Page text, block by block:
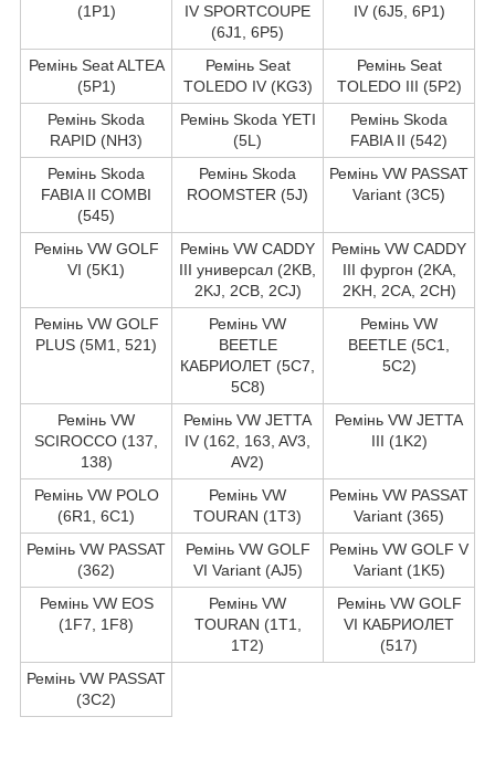
(1P1)
IV SPORTCOUPE
(6J1, 6P5)
IV (6J5, 6P1)
Ремінь Seat ALTEA
(5P1)
Ремінь Seat
TOLEDO IV (KG3)
Ремінь Seat
TOLEDO III (5P2)
Ремінь Skoda
RAPID (NH3)
Ремінь Skoda YETI
(5L)
Ремінь Skoda
FABIA II (542)
Ремінь Skoda
FABIA II COMBI
(545)
Ремінь Skoda
ROOMSTER (5J)
Ремінь VW PASSAT
Variant (3C5)
Ремінь VW GOLF
VI (5K1)
Ремінь VW CADDY
III универсал (2KB,
2KJ, 2CB, 2CJ)
Ремінь VW CADDY
III фургон (2KA,
2KH, 2CA, 2CH)
Ремінь VW GOLF
PLUS (5M1, 521)
Ремінь VW
BEETLE
КАБРИОЛЕТ (5C7,
5C8)
Ремінь VW
BEETLE (5C1,
5C2)
Ремінь VW
SCIROCCO (137,
138)
Ремінь VW JETTA
IV (162, 163, AV3,
AV2)
Ремінь VW JETTA
III (1K2)
Ремінь VW POLO
(6R1, 6C1)
Ремінь VW
TOURAN (1T3)
Ремінь VW PASSAT
Variant (365)
Ремінь VW PASSAT
(362)
Ремінь VW GOLF
VI Variant (AJ5)
Ремінь VW GOLF V
Variant (1K5)
Ремінь VW EOS
(1F7, 1F8)
Ремінь VW
TOURAN (1T1,
1T2)
Ремінь VW GOLF
VI КАБРИОЛЕТ
(517)
Ремінь VW PASSAT
(3C2)